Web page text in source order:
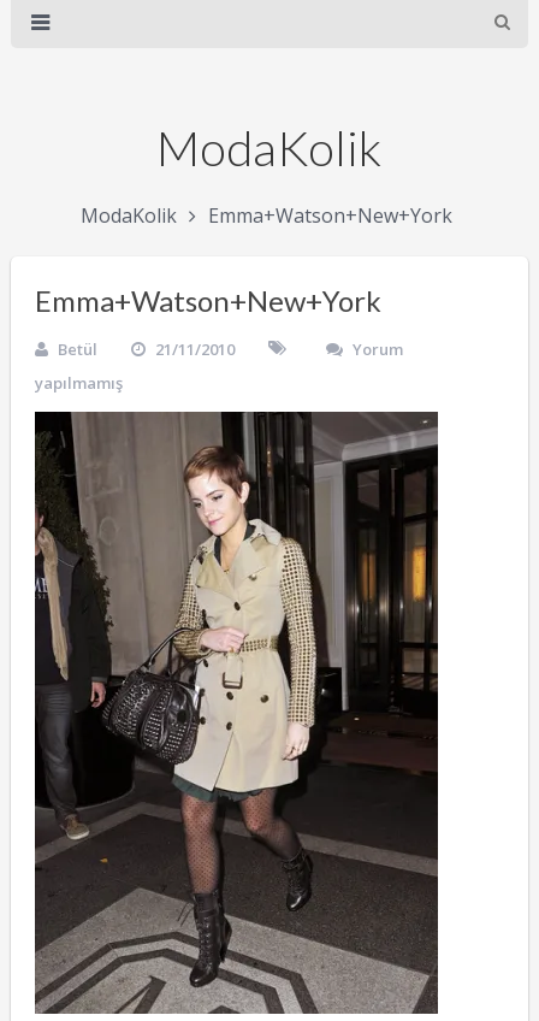
ModaKolik
ModaKolik Emma+Watson+New+York
Emma+Watson+New+York
Betül 21/11/2010
Yorum
yapılmamış